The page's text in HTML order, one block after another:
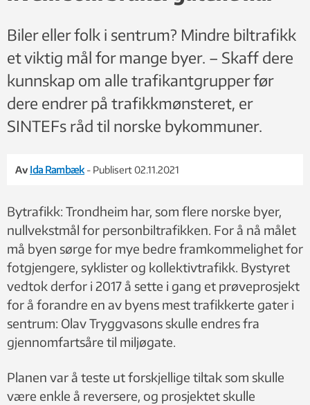
Biler eller folk i sentrum? Mindre biltrafikk
et viktig mål for mange byer. – Skaff dere
kunnskap om alle trafikantgrupper før
dere endrer på trafikkmønsteret, er
SINTEFs råd til norske bykommuner.
Av Ida Rambæk - Publisert 02.11.2021
Bytrafikk: Trondheim har, som flere norske byer,
nullvekstmål for personbiltrafikken. For å nå målet
må byen sørge for mye bedre framkommelighet for
fotgjengere, syklister og kollektivtrafikk. Bystyret
vedtok derfor i 2017 å sette i gang et prøveprosjekt
for å forandre en av byens mest trafikkerte gater i
sentrum: Olav Tryggvasons skulle endres fra
gjennomfartsåre til miljøgate.
Planen var å teste ut forskjellige tiltak som skulle
være enkle å reversere, og prosjektet skulle